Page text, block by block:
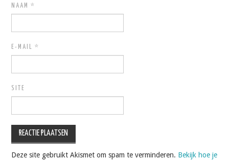
NAAM*
E-MAIL*
SITE
Deze site gebruikt Akismet om spam te verminderen. Bekijk hoe je